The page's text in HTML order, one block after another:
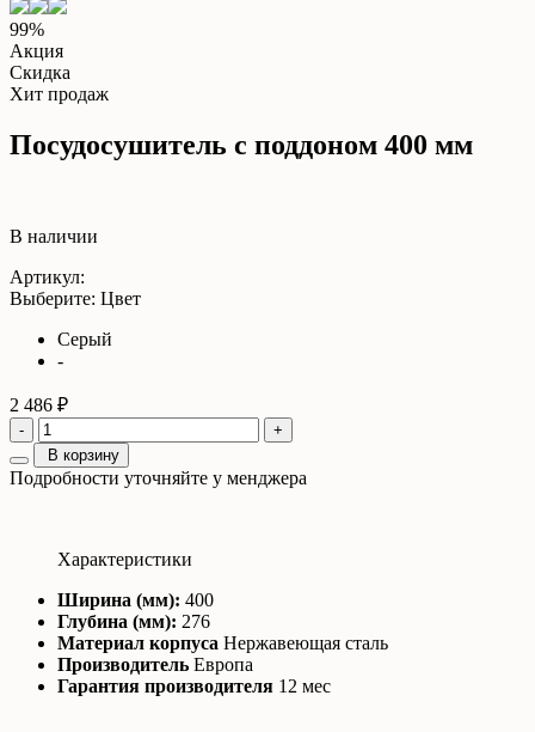
99%
Акция
Скидка
Хит продаж
Посудосушитель с поддоном 400 мм
В наличии
Артикул:
Выберите: Цвет
Серый
-
2 486 ₽
-
+
В корзину
Подробности уточняйте у менджера
Характеристики
Ширина (мм): 400
Глубина (мм): 276
Материал корпуса Нержавеющая сталь
Производитель Европа
Гарантия производителя 12 мес